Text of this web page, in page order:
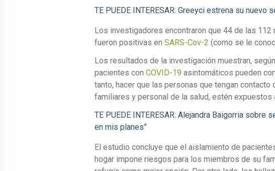
TE PUEDE INTERESAR: Greeyci estrena su nuevo
Los investigadores encontraron que 44 de las 112
fueron positivas en SARS-Cov-2 (como se le
Los resultados de la investigación muestran,
pacientes con COVID-19 asintomáticos pueden
tanto, hacer que las personas que tengan
familiares y personal de la salud, estén expuestos
TE PUEDE INTERESAR: Alejandra Baigorria sobre
en mis planes”
El estudio concluye que el aislamiento de
hogar impone riesgos para los miembros de su